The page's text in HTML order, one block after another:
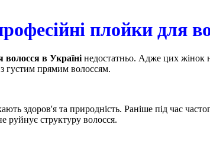
плойки для
в Україні недостатньо. Адже цих жінок
густим прямим волоссям.
здоров'я та природність. Раніше під час
руйнує структуру волосся.